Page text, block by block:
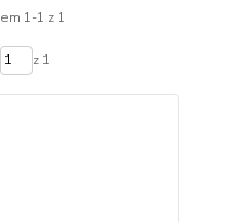
1-1 z 1
z 1